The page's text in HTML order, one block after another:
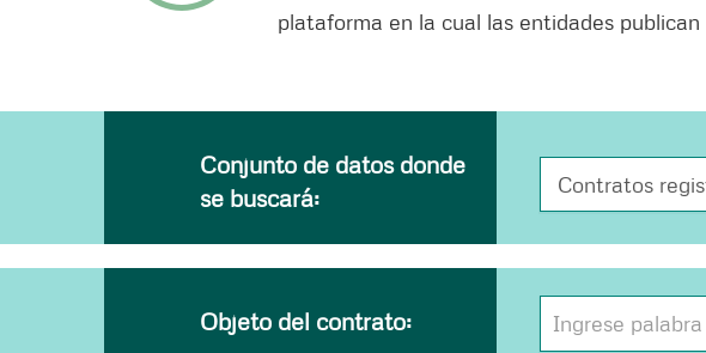
plataforma en la cual las entidades
Conjunto de datos donde
se buscará:
Objeto del contrato: